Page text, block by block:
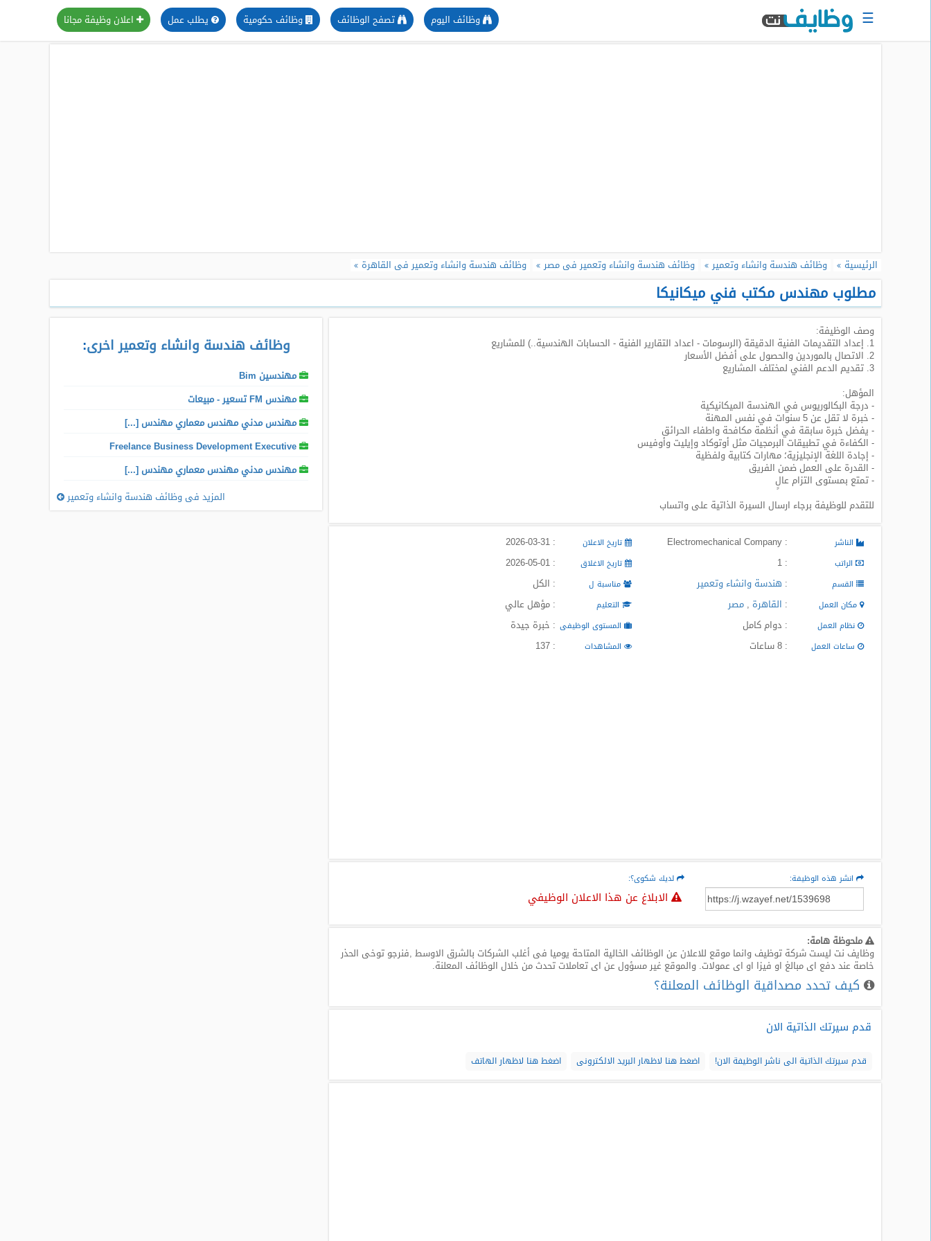
سيرتك
الوظائف
السعودية
وظائف
☰ اعلان وظيفة مجانا يطلب عمل وظائف حكومية تصفح الوظائف وظائف اليوم
الرئيسية وظائف هندسة وانشاء وتعمير وظائف هندسة وانشاء وتعمير فى مصر وظائف هندسة وانشاء وتعمير فى القاهرة
مطلوب مهندس مكتب فني ميكانيكا
وصف الوظيفة:
1. إعداد التقديمات الفنية الدقيقة (الرسومات - اعداد التقارير الفنية - الحسابات الهندسية..) للمشاريع
2. الاتصال بالموردين والحصول على أفضل الأسعار
3. تقديم الدعم الفني لمختلف المشاريع
المؤهل:
- درجة البكالوريوس في الهندسة الميكانيكية
- خبرة لا تقل عن 5 سنوات في نفس المهنة
- يفضل خبرة سابقة في أنظمة مكافحة واطفاء الحرائق
- الكفاءة في تطبيقات البرمجيات مثل أوتوكاد وإيليت وأوفيس
- إجادة اللغة الإنجليزية؛ مهارات كتابية ولفظية
- القدرة على العمل ضمن الفريق
- تمتع بمستوى التزام عالٍ
للتقدم للوظيفة برجاء ارسال السيرة الذاتية على واتساب
الناشر : Electromechanical Company
الراتب : 1
القسم : هندسة وانشاء وتعمير
مكان العمل : القاهرة ,مصر
نظام العمل : دوام كامل
ساعات العمل : 8 ساعات
تاريخ الاعلان : 2026-03-31
تاريخ الاغلاق : 2026-05-01
مناسبة ل : الكل
التعليم : مؤهل عالي
المستوى الوظيفى : خبرة جيدة
المشاهدات : 137
انشر هذه الوظيفة: لديك شكوى؟:
الابلاغ عن هذا الاعلان الوظيفي
ملحوظة هامة:
وظايف نت ليست شركة توظيف وانما موقع للاعلان عن الوظائف الخالية المتاحة يوميا فى أغلب الشركات بالشرق الاوسط ,فنرجو توخى الحذر
خاصة عند دفع اى مبالغ او فيزا او اى عمولات. والموقع غير مسؤول عن اى تعاملات تحدث من خلال الوظائف المعلنة.
كيف تحدد مصداقية الوظائف المعلنة؟
قدم سيرتك الذاتية الان
قدم سيرتك الذاتية الى ناشر الوظيفة الان! اضغط هنا لاظهار البريد الالكترونى اضغط هنا لاظهار الهاتف
وظائف هندسة وانشاء وتعمير اخرى:
مهندسين Bim
مهندس FM تسعير - مبيعات
مهندس مدني مهندس معماري مهندس [...]
Freelance Business Development Executive
مهندس مدني مهندس معماري مهندس [...]
المزيد فى وظائف هندسة وانشاء وتعمير